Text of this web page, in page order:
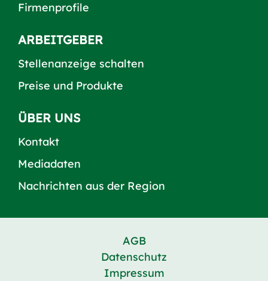
Firmenprofile
ARBEITGEBER
Stellenanzeige schalten
Preise und Produkte
ÜBER UNS
Kontakt
Mediadaten
Nachrichten aus der Region
AGB
Datenschutz
Impressum